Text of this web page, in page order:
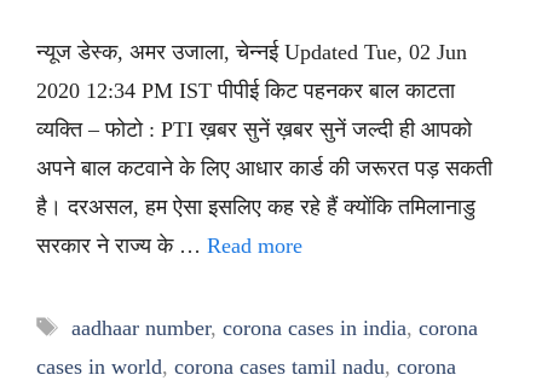
न्यूज डेस्क, अमर उजाला, चेन्नई Updated Tue, 02 Jun
2020 12:34 PM IST पीपीई किट पहनकर बाल काटता
व्यक्ति – फोटो : PTI ख़बर सुनें ख़बर सुनें जल्दी ही आपको
अपने बाल कटवाने के लिए आधार कार्ड की जरूरत पड़ सकती
है। दरअसल, हम ऐसा इसलिए कह रहे हैं क्योंकि तमिलानाडु
सरकार ने राज्य के … Read more
Tags
aadhaar number, corona cases in india, corona
cases in world, corona cases tamil nadu, corona